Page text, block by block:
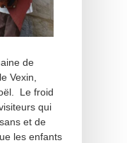
de
Vexin,
Le froid
qui
et de
les enfants